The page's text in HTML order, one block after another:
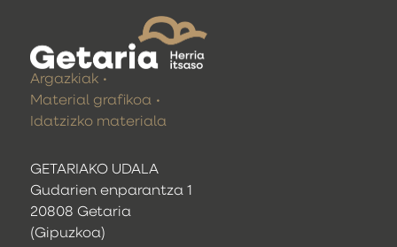
GETARIAKO UDALA
Gudarien enparantza 1
20808 Getaria
(Gipuzkoa)
Argazkiak
Material grafikoa
Idatzizko materiala